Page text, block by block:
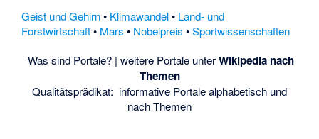
Geist und Gehirn• Klimawandel• Land- und
Forstwirtschaft• Mars • Nobelpreis •Sportwissenschaften
Was sind Portale? | weitere Portale unterWikipedia nach
Themen
Qualitätsprädikat: informative Portalealphabetisch und
nach Themen